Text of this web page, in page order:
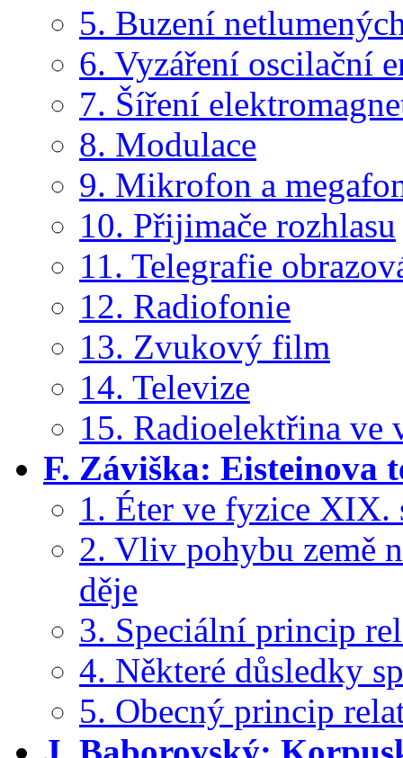
5. Buzení
6. Vyzáření oscilační
7. Šíření
8. Modulace
9. Mikrofon a
10. Přijimače rozhlasu
11. Telegrafie
12. Radiofonie
13. Zvukový film
14. Televize
15. Radioelektřina ve
F. Záviška: Eisteinova
1. Éter ve fyzice XIX.
2. Vliv pohybu země
děje
3. Speciální princip
4. Některé důsledky
5. Obecný princip